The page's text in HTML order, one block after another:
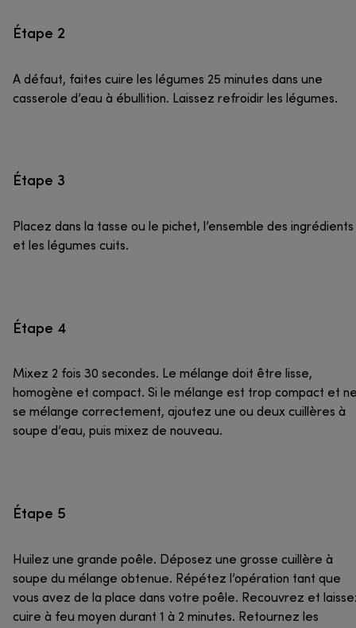
Étape 2
A défaut, faites cuire les légumes 25 minutes dans une
casserole d’eau à ébullition. Laissez refroidir les légumes.
Étape 3
Placez dans la tasse ou le pichet, l’ensemble des ingrédients
et les légumes cuits.
Étape 4
Mixez 2 fois 30 secondes. Le mélange doit être lisse,
homogène et compact. Si le mélange est trop compact et
se mélange correctement, ajoutez une ou deux cuillères à
soupe d’eau, puis mixez de nouveau.
Étape 5
Huilez une grande poêle. Déposez une grosse cuillère à
soupe du mélange obtenue. Répétez l’opération tant que
vous avez de la place dans votre poêle. Recouvrez et
cuire à feu moyen durant 1 à 2 minutes. Retournez les